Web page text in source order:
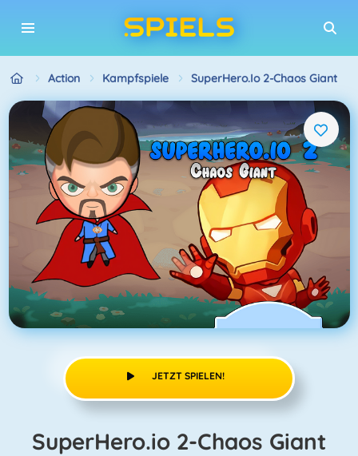
Action Kampfspiele SuperHero.io 2-Chaos Giant
JETZT SPIELEN!
SuperHero.io 2-Chaos Giant